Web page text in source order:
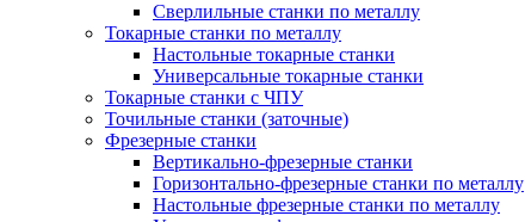
Сверлильные станки по металлу
Токарные станки по металлу
Настольные токарные станки
Универсальные токарные станки
Токарные станки с ЧПУ
Точильные станки (заточные)
Фрезерные станки
Вертикально-фрезерные станки
Горизонтально-фрезерные станки по металлу
Настольные фрезерные станки по металлу